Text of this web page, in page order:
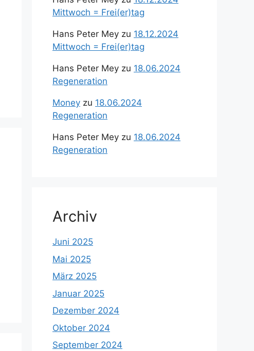
Mittwoch = Frei(er)tag
Hans Peter Mey zu 18.12.2024
Mittwoch = Frei(er)tag
Hans Peter Mey zu 18.06.2024
Regeneration
Money zu 18.06.2024
Regeneration
Hans Peter Mey zu 18.06.2024
Regeneration
Archiv
Juni 2025
Mai 2025
März 2025
Januar 2025
Dezember 2024
Oktober 2024
September 2024